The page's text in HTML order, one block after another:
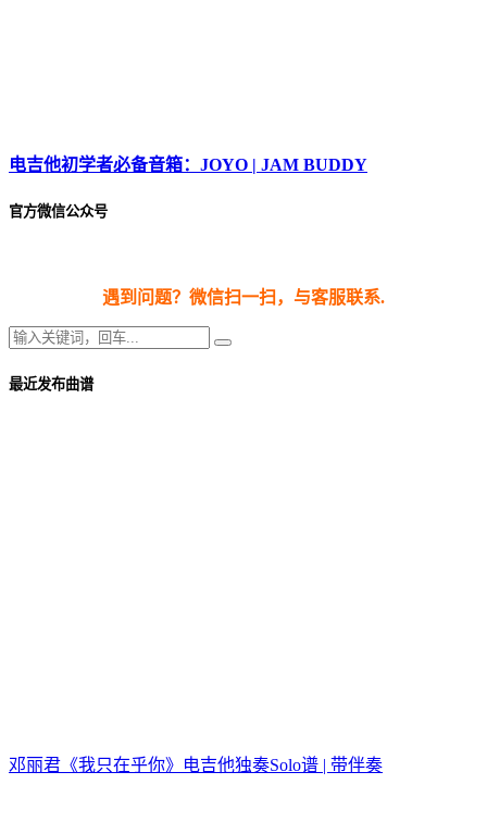
电吉他初学者必备音箱：JOYO | JAM BUDDY
官方微信公众号
遇到问题？微信扫一扫，与客服联系.
最近发布曲谱
邓丽君《我只在乎你》电吉他独奏Solo谱 | 带伴奏